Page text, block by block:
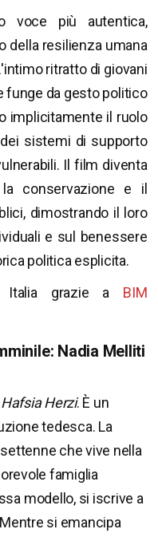
voce più autentica,
della resilienza umana
ritratto di giovani
funge da gesto politico
implicitamente il ruolo
sistemi di supporto
Il film diventa
conservazione e il
dimostrando il loro
e sul benessere
politica esplicita.
grazie a BIM
Nadia Melliti
Hafsia Herzi. È un
tedesca. La
che vive nella
famiglia
modello, si iscrive a
si emancipa